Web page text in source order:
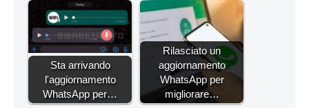
Sta arrivando
l'aggiornamento
WhatsApp per…
Rilasciato un
aggiornamento
WhatsApp per
migliorare…